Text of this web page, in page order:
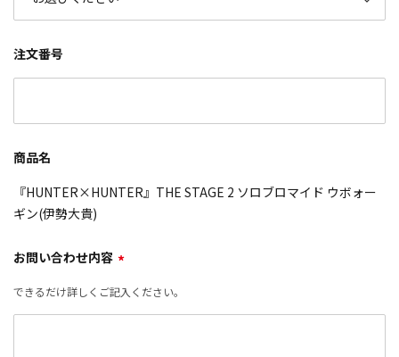
注文番号
商品名
『HUNTER×HUNTER』THE STAGE 2 ソロブロマイド ウボォー
ギン(伊勢大貴)
お問い合わせ内容 *
できるだけ詳しくご記入ください。